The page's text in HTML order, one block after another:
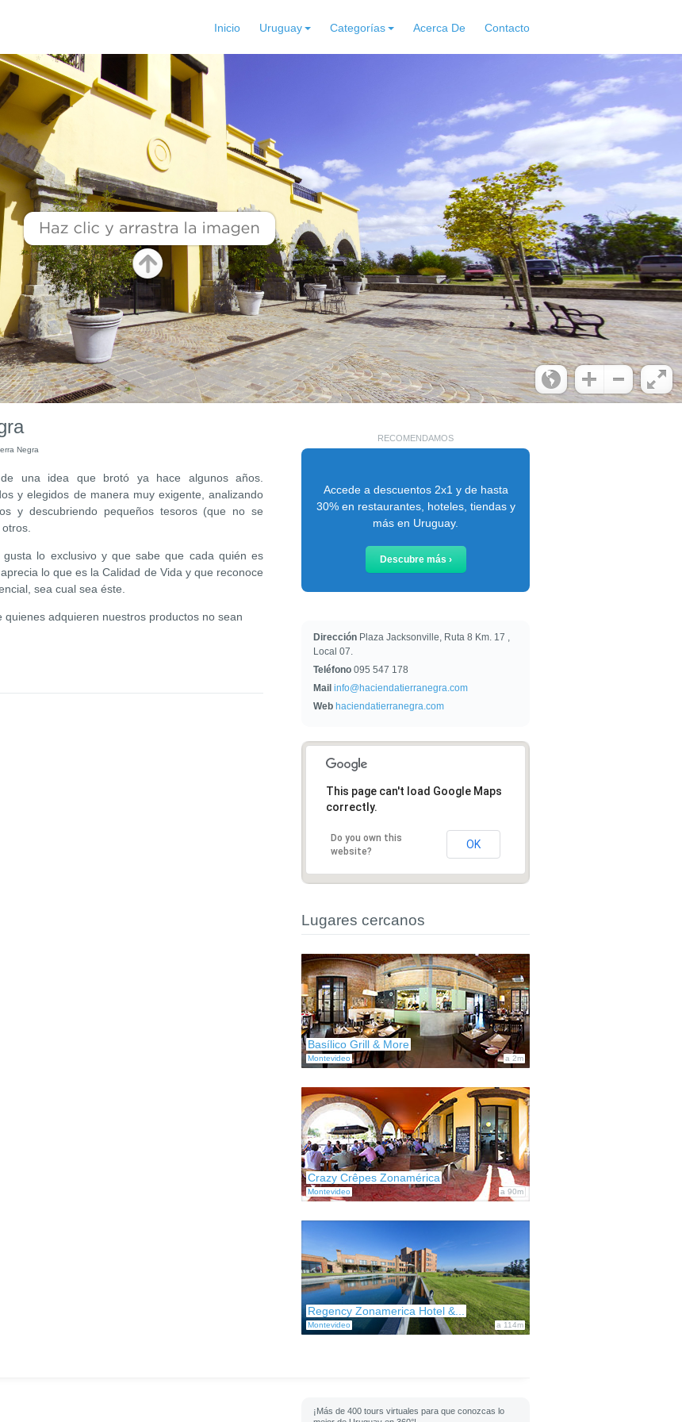
Inicio Uruguay Categorías Acerca De Contacto
Negra
una idea que brotó ya hace algunos años.
y elegidos de manera muy exigente, analizando
y descubriendo pequeños tesoros (que no se
lo exclusivo y que sabe que cada quién es
lo que es la Calidad de Vida y que reconoce
sea cual sea éste.
adquieren nuestros productos no sean
RECOMENDAMOS
Accede a descuentos 2x1 y de hasta
30% en restaurantes, hoteles, tiendas y
más en Uruguay.
Descubre más ›
Dirección Plaza Jacksonville, Ruta 8 Km. 17 ,
Local 07.
Teléfono 095 547 178
Mail info@haciendatierranegra.com
Web haciendatierranegra.com
This page can't load Google Maps
correctly.
Do you own this
website?
OK
Lugares cercanos
Montevideo
Basílico Grill & More
a 2m
Montevideo
Crazy Crêpes Zonamérica
a 90m
Montevideo
Regency Zonamerica Hotel &...
a 114m
¡Más de 400 tours virtuales para que conozcas lo